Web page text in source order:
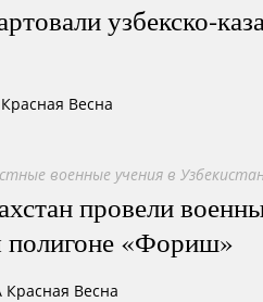
узбекско-
Весна
военные учения в
провели
полигоне «Фориш»
Весна